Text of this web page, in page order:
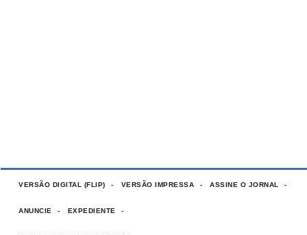
VERSÃO DIGITAL (FLIP) VERSÃO IMPRESSA ASSINE O JORNAL
ANUNCIE EXPEDIENTE